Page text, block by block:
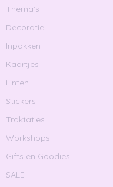
Thema's
Decoratie
Inpakken
Kaartjes
Linten
Stickers
Traktaties
Workshops
Gifts en Goodies
SALE